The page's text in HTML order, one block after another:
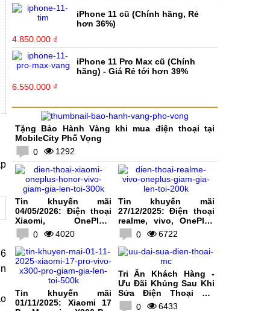
iPhone 11 cũ (Chính hãng, Rẻ
hơn 36%)
4.850.000 ₫
iPhone 11 Pro Max cũ (Chính
hãng) - Giá Rẻ tới hơn 39%
6.550.000 ₫
Tặng Bảo Hành Vàng khi mua điện thoại tại
MobileCity Phố Vọng
0
1292
Tin khuyến mãi
04/05/2026: Điện thoại
Xiaomi, OnePlus,
HONOR, vivo giảm giá
lên tới 300K
0 4020
Tin khuyến mãi
27/12/2025: Điện thoại
realme, vivo, OnePlus
giảm giá lên tới 200K
0 6722
Tin khuyến mãi
01/11/2025: Xiaomi 17
Tri Ân Khách Hàng -
Ưu Đãi Khủng Sau Khi
Sửa Điện Thoại Tại
MobileCity
0 6433